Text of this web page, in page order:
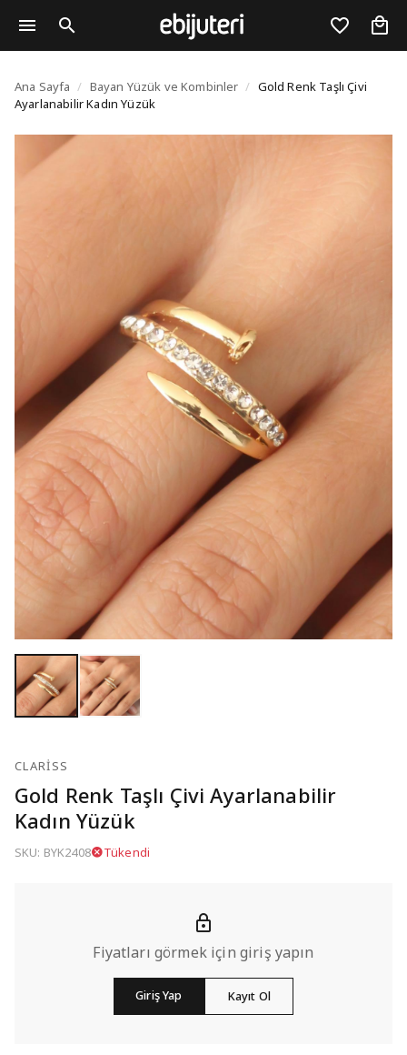
Gold Renk Taşlı Çivi
Ana Sayfa / Bayan Yüzük ve Kombinler / Gold Renk Taşlı Çivi
Ayarlanabilir Kadın Yüzük
CLARISS
Gold Renk Taşlı Çivi Ayarlanabilir
Kadın Yüzük
SKU: BYK2408 Tükendi
Fiyatları görmek için giriş yapın
Giriş Yap Kayıt Ol